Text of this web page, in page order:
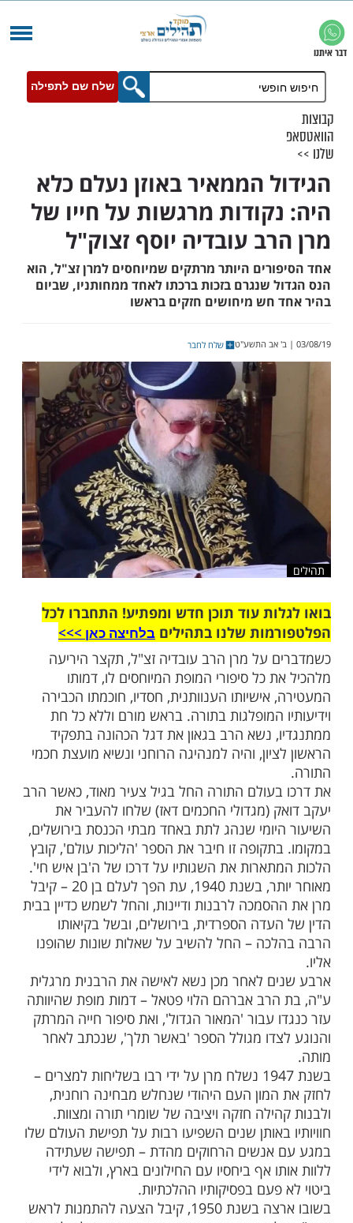
שלח שם לתפילה
הממאיר באוזן נעלם כלא
מרגשות על חייו של
עובדיה יוסף זצוק"ל
היותר מרתקים שמיוחסים למרן זצ"ל, הוא
שנגרם בזכות ברכתו לאחד ממחותניו, שביום
חש מיחושים חזקים בראשו
שלח לחבר
עוד תוכן חדש ומפתיע! התחברו לכל
שלנו בתהיליםבלחיצה כאן >>>​
על מרן הרב עובדיה זצ"ל, תקצר היריעה
כל סיפורי המופת המיוחסים לו, דמותו
הענוותנית, חסדיו, חוכמתו הכבירה
המופלגות בתורה. בראש מורם וללא כל חת
נשא הרב בגאון את דגל הכהונה בתפקיד
והיה למנהיגה הרוחני ונשיא מועצת חכמי
התורה החל בגיל צעיר מאוד, כאשר הרב
(מגדולי החכמים דאז) שלחו להעביר את
שנהג לתת באחד מבתי הכנסת בירושלים,
זו חיבר את הספר 'הליכות עולם', קובץ
את השגותיו על דרכו של ה'בן איש חי'.
מאוחר יותר, בשנת 1940, עת הפך לעלם בן 20 – קיבל
לרבנות ודיינות, והחל לשמש כדיין בבית
הספרדית, בירושלים, ובשל בקיאותו
– החל להשיב על שאלות שונות שהופנו